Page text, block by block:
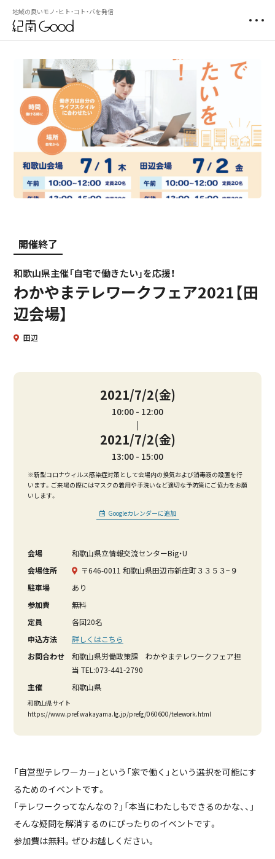
地域の良いモノ・ヒト・コト・バを発信
開催終了
和歌山県主催「自宅で働きたい」を応援！
わかやまテレワークフェア2021【田
辺会場】
田辺
2021/7/2(金)
10:00 12:00
2021/7/2(金)
13:00 15:00
※新型コロナウィルス感染症対策として会場内の換気および消毒液の設置を行
います。ご来場の際にはマスクの着用や手洗いなど適切な予防策にご協力をお願
いします。
Googleカレンダーに追加
会場
和歌山県立情報交流センターBig・U
会場住所
〒646-0011 和歌山県田辺市新庄町３３５３−９
駐車場
あり
参加費
無料
定員
各回20名
申込方法
詳しくはこちら
お問合わせ
和歌山県労働政策課 わかやまテレワークフェア担
当 TEL:073-441-2790
主催
和歌山県
和歌山県サイト
https://www.pref.wakayama.lg.jp/prefg/060600/telework.html
「自営型テレワーカー」という「家で働く」という選択を可能にす
るためのイベントです。
「テレワークってなんなの？」「本当にわたしもできるのかな、、」
そんな疑問を解消するのにぴったりのイベントです。
参加費は無料。ぜひお越しください。